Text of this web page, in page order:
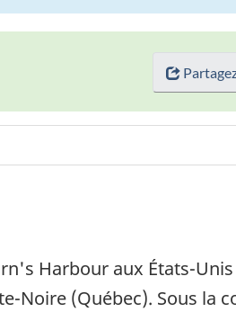
Harbour aux États-
Noire (Québec). Sous la